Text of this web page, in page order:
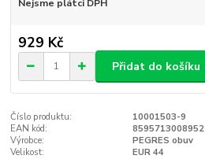
Nejsme plátci DPH
929 Kč
Přidat do košíku
Číslo produktu:
10001503-9
EAN kód:
8595713008952
Výrobce:
PEGRES obuv
Velikost:
EUR 44